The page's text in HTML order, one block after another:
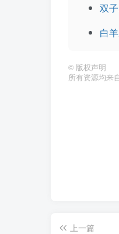
双
白
© 版权声明
所有资源均来
上一篇